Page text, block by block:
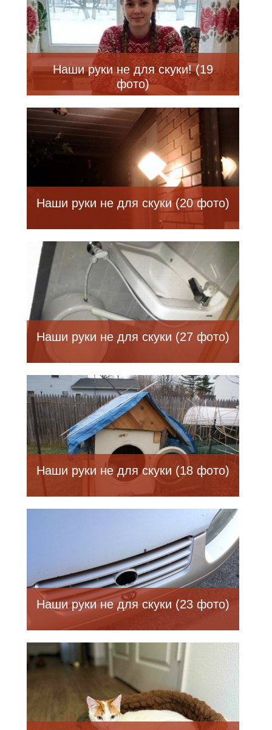
Наши руки не для скуки! (19
фото)
Наши руки не для скуки (20 фото)
Наши руки не для скуки (27 фото)
Наши руки не для скуки (18 фото)
Наши руки не для скуки (23 фото)